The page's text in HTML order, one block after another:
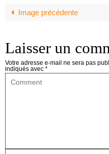
Image précédente
Laisser un
Votre adresse e-mail ne sera pas
indiqués avec *